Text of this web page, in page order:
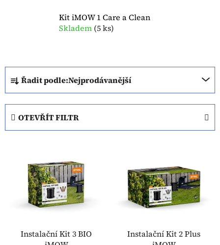
Kit iMOW 1 Care a Clean
Skladem (5 ks)
Ř
a
z
n
í
Řadit podle:Nejprodávanější
OTEVŘÍT FILTR
Instalační Kit 3 BIO
Instalační Kit 2 Plus